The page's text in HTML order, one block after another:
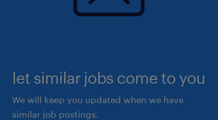
let similar jobs come to you
We will keep you updated when we have
similar job postings.